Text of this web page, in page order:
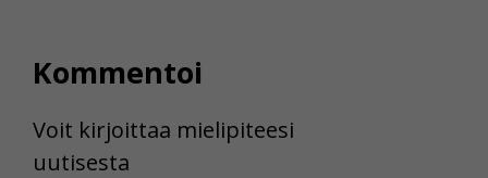
Kommentoi
Voit kirjoittaa mielipiteesi
uutisesta